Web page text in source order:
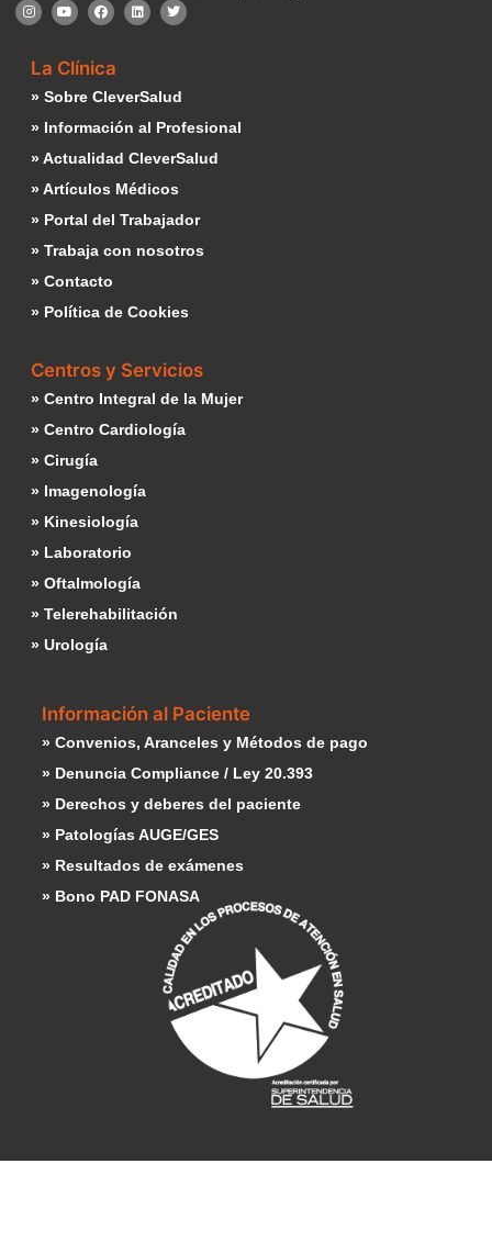
La Clínica
» Sobre CleverSalud
» Información al Profesional
» Actualidad CleverSalud
» Artículos Médicos
» Portal del Trabajador
» Trabaja con nosotros
» Contacto
» Política de Cookies
Centros y Servicios
» Centro Integral de la Mujer
» Centro Cardiología
» Cirugía
» Imagenología
» Kinesiología
» Laboratorio
» Oftalmología
» Telerehabilitación
» Urología
Información al Paciente
» Convenios, Aranceles y Métodos de pago
» Denuncia Compliance / Ley 20.393
» Derechos y deberes del paciente
» Patologías AUGE/GES
» Resultados de exámenes
» Bono PAD FONASA